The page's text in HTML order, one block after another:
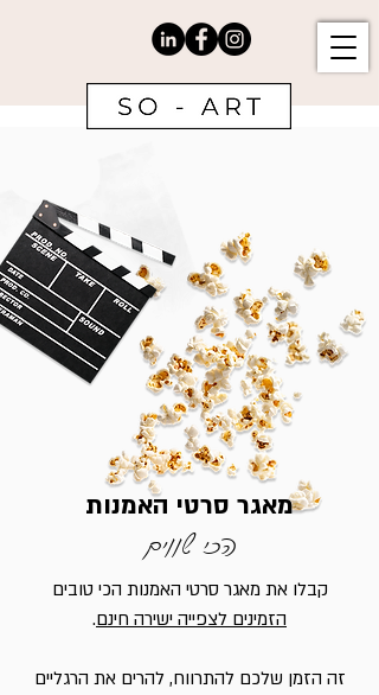
הכי שווים
מאגר סרטי האמנות
קבלו את מאגר סרטי האמנות הכי טובים
הזמינים לצפייה ישירה חינם.
זה הזמן שלכם להתרווח, להרים את הרגליים